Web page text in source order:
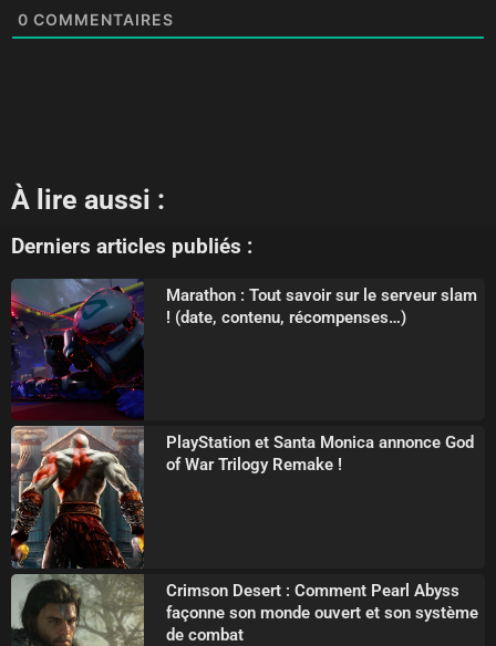
0 COMMENTAIRES
À lire aussi :
Derniers articles publiés :
Marathon : Tout savoir sur le serveur slam
! (date, contenu, récompenses…)
PlayStation et Santa Monica annonce God
of War Trilogy Remake !
Crimson Desert : Comment Pearl Abyss
façonne son monde ouvert et son système
de combat